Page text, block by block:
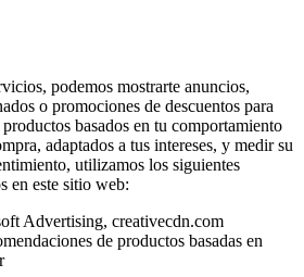
podemos mostrarte anuncios,
o promociones de descuentos para
basados en tu comportamiento
adaptados a tus intereses, y medir su
utilizamos los siguientes
en este sitio web:
Advertising, creativecdn.com
de productos basadas en